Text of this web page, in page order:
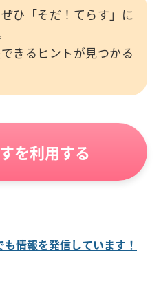
ひ「そだ！てらす」に
きるヒントが見つかる
を利用する
情報を発信しています！